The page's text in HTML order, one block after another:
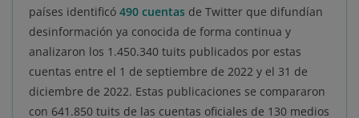
países identificó 490 cuentas de Twitter que difundían
desinformación ya conocida de forma continua y
analizaron los 1.450.340 tuits publicados por estas
cuentas entre el 1 de septiembre de 2022 y el 31 de
diciembre de 2022. Estas publicaciones se compararon
con 641.850 tuits de las cuentas oficiales de 130 medios